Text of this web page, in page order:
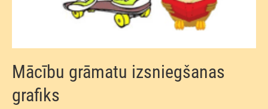
Mācību grāmatu izsniegšanas
grafiks